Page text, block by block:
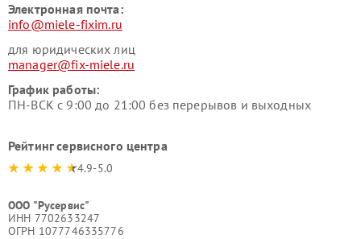
Электронная почта:
info@miele-fixim.ru
для юридических лиц
manager@fix-miele.ru
График работы:
ПН-ВСК с 9:00 до 21:00 без перерывов и выходных
Рейтинг сервисного центра
4.9-5.0
ООО "Русервис"
ИНН 7702633247
ОГРН 1077746335776